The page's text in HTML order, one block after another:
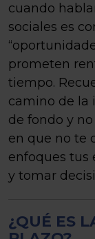
cuando
sociales es
prometen
tiempo.
camino de la
de fondo y
en que no te
enfoques tus
y tomar
¿QUÉ ES